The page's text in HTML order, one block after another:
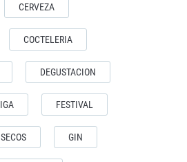
CERVEZA
COCTELERIA
DEGUSTACION
FESTIVAL
GIN